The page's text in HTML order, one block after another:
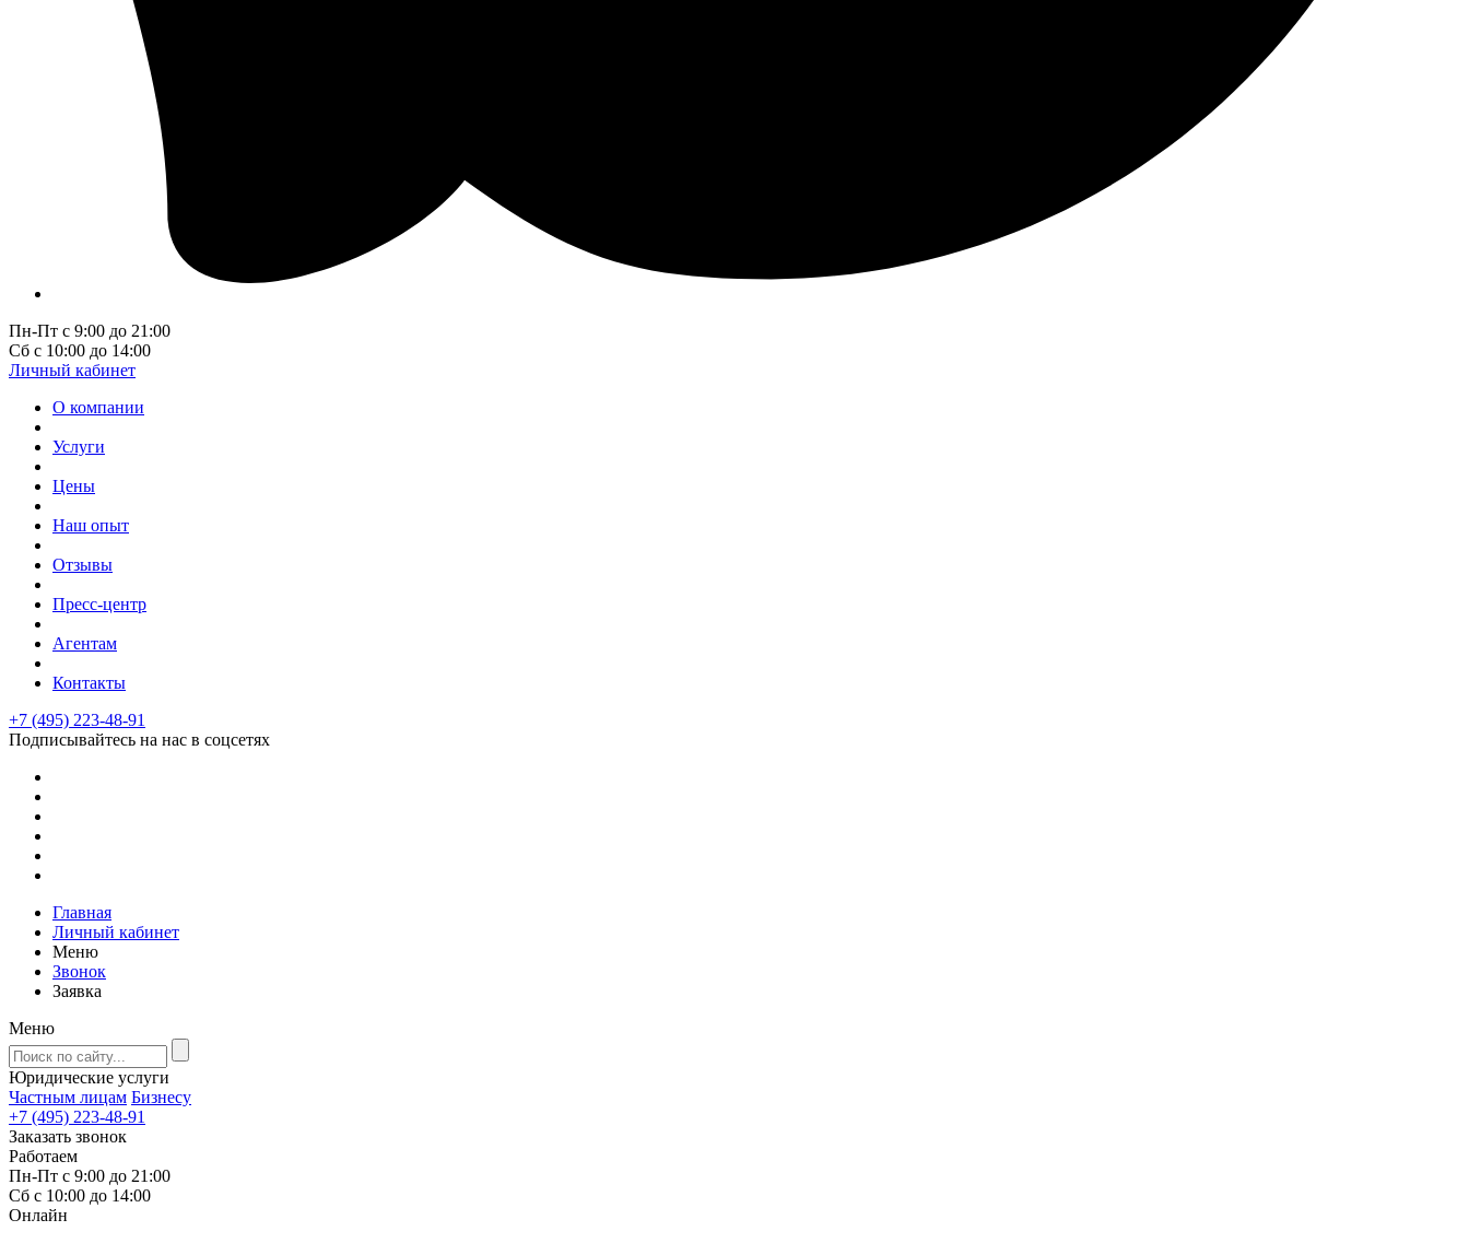
Пн-Пт с 9:00 до 21:00
Сб с 10:00 до 14:00
Личный кабинет
О компании
Услуги
Цены
Наш опыт
Отзывы
Пресс-центр
Агентам
Контакты
+7 (495) 223-48-91
Подписывайтесь на нас в соцсетях
Главная
Личный кабинет
Меню
Звонок
Заявка
Меню
Юридические услуги
Частным лицам Бизнесу
+7 (495) 223-48-91
Заказать звонок
Работаем
Пн-Пт с 9:00 до 21:00
Сб с 10:00 до 14:00
Онлайн